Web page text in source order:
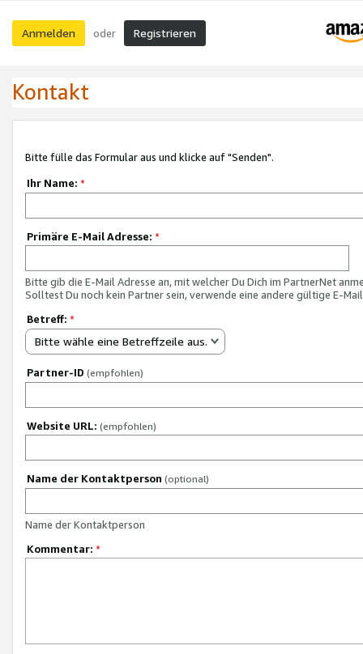
Anmelden oder Registrieren
Kontakt
Bitte fülle das Formular aus und klicke auf "Senden".
Ihr Name: *
Primäre E-Mail Adresse: *
Bitte gib die E-Mail Adresse an, mit welcher Du Dich im PartnerNet
Solltest Du noch kein Partner sein, verwende eine andere gültige E-
Betreff: *
Bitte wähle eine Betreffzeile aus.
Partner-ID (empfohlen)
Website URL: (empfohlen)
Name der Kontaktperson (optional)
Name der Kontaktperson
Kommentar: *